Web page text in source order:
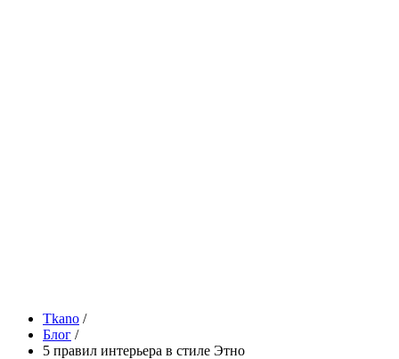
Tkano /
Блог /
5 правил интерьера в стиле Этно